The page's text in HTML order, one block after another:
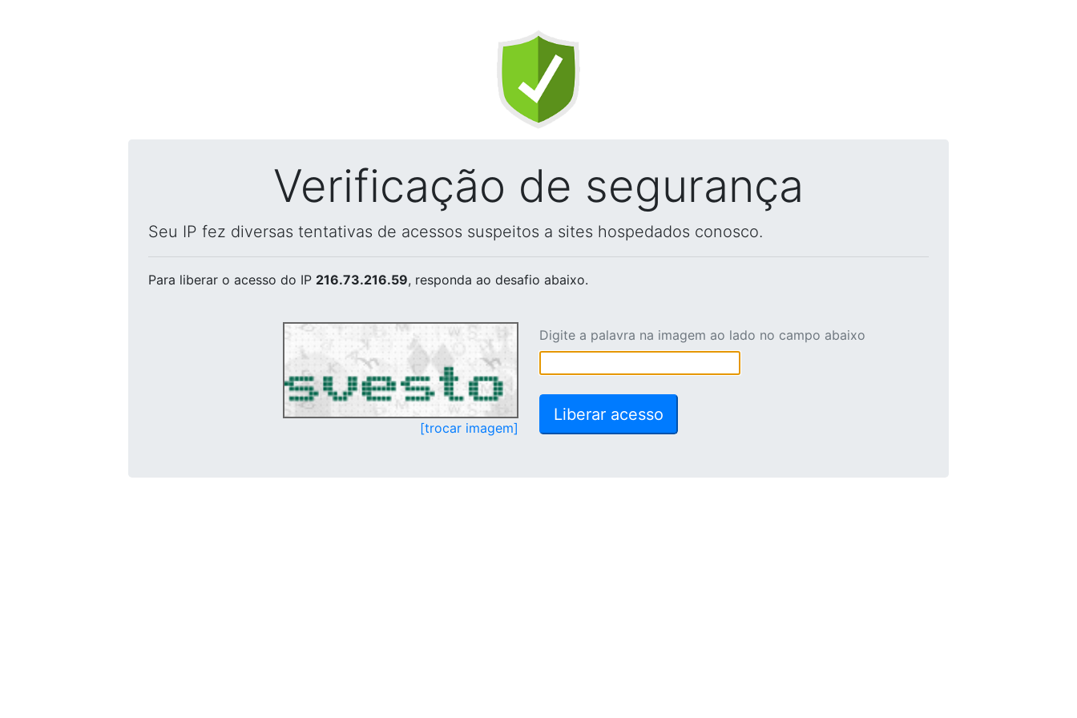
Verificação de segurança
Seu IP fez diversas tentativas de acessos suspeitos a sites hospedados conosco.
Para liberar o acesso do IP 216.73.216.59, responda ao desafio abaixo.
[trocar imagem]
Digite a palavra na imagem ao lado no campo abaixo